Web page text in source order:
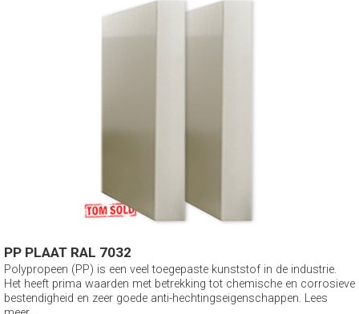
PP PLAAT RAL 7032
Polypropeen (PP) is een veel toegepaste kunststof in de industrie.
Het heeft prima waarden met betrekking tot chemische en corrosieve
bestendigheid en zeer goede anti-hechtingseigenschappen. Lees